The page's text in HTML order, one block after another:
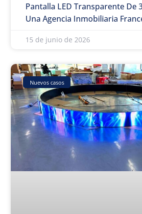
Pantalla LED Transparente De
Una Agencia Inmobiliaria
15 de junio de 2026
Nuevos casos